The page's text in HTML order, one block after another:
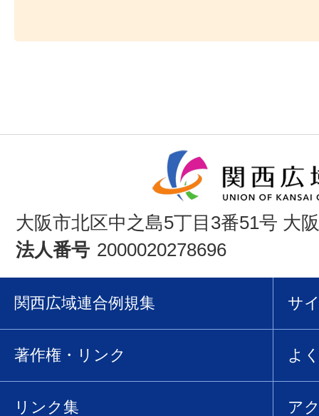
大阪市北区中之島5丁目3番51号 大
法人番号 2000020278696
関西広域連合例規集 サ
著作権・リンク よ
リンク集 ア